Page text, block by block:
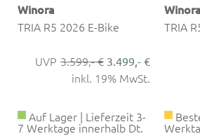
Winora
TRIA R5 2026 E-Bike
3.599,- € 3.499,- €
inkl. 19% MwSt.
Auf Lager | Lieferzeit 3-
7 Werktage innerhalb Dt.
Winora
TRIA